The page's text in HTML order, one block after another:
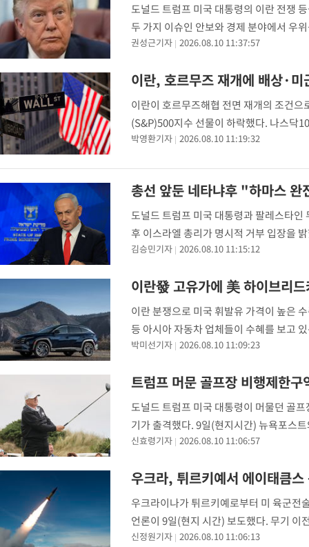
도널드 트럼프 미국 대통령의 이란 전쟁
두 가지 이슈인 안보와 경제 분야에서 우
는 11월 중간선거를 앞둔 공화당의 위기
권성근기자 2026.08.10 11:37:57
이란, 호르무즈 재개에 배상·
이란이 호르무즈해협 전면 재개의 조건
(S&P)500지수 선물이 하락했다. 나스닥
워치는 9일(현지시간) 오후 7시40분 현
박영환기자 2026.08.10 11:19:32
총선 앞둔 네타냐후 "하마스
도널드 트럼프 미국 대통령과 팔레스타
후 이스라엘 총리가 명시적 거부 입장을
엘(TOI) 등에 따르면 네타냐후 총리는 9
김승민기자 2026.08.10 11:15:12
이란發 고유가에 美 하이브리
이란 분쟁으로 미국 휘발유 가격이 높은
등 아시아 자동차 업체들이 수혜를 보고
들은 전기차 판매 부진까지 겹치며 고전
박미선기자 2026.08.10 11:09:23
트럼프 머문 골프장 비행제한
도널드 트럼프 미국 대통령이 머물던 골
기가 출격했다. 9일(현지시간) 뉴욕포스
저지주 베드민스터 상공의 임시비행제한
신효령기자 2026.08.10 11:06:57
우크라, 튀르키예서 에이태큼
우크라이나가 튀르키예로부터 미 육군전
언론이 9일(현지 시간) 보도했다. 무기 이
으로 예상된다. 최근 미 의회 회의록에 기
신정원기자 2026.08.10 11:06:13